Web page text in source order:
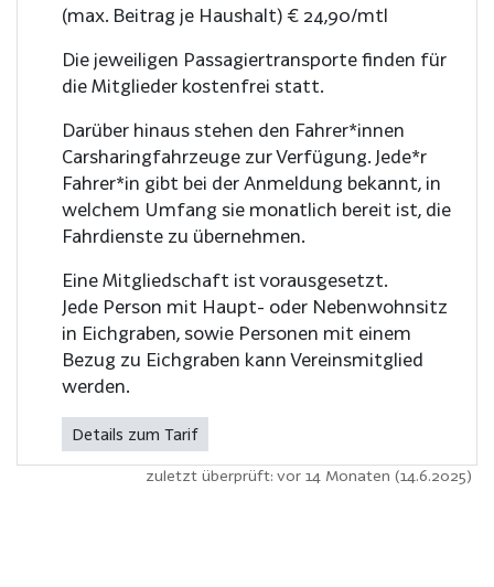
(max. Beitrag je Haushalt) € 24,90/mtl
Die jeweiligen Passagiertransporte finden für
die Mitglieder kostenfrei statt.
Darüber hinaus stehen den Fahrer*innen
Carsharingfahrzeuge zur Verfügung. Jede*r
Fahrer*in gibt bei der Anmeldung bekannt, in
welchem Umfang sie monatlich bereit ist, die
Fahrdienste zu übernehmen.
Eine Mitgliedschaft ist vorausgesetzt.
Jede Person mit Haupt- oder Nebenwohnsitz
in Eichgraben, sowie Personen mit einem
Bezug zu Eichgraben kann Vereinsmitglied
werden.
Details zum Tarif
zuletzt überprüft: vor 14 Monaten (14.6.2025)